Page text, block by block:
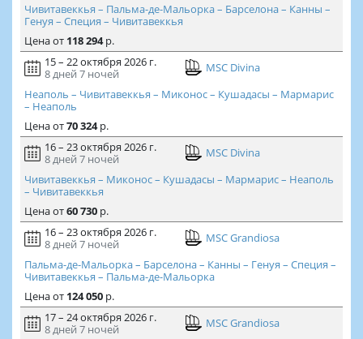
Чивитавеккья – Пальма-де-Мальорка – Барселона – Канны –
Генуя – Специя – Чивитавеккья
Ценаот 118 294р.
15 – 22 октября 2026 г.
8 дней 7 ночей
MSC Divina
Неаполь – Чивитавеккья – Миконос – Кушадасы – Мармарис
– Неаполь
Ценаот70 324р.
16 – 23 октября 2026 г.
8 дней 7 ночей
MSC Divina
Чивитавеккья – Миконос – Кушадасы – Мармарис – Неаполь
– Чивитавеккья
Ценаот60 730р.
16 – 23 октября 2026 г.
8 дней 7 ночей
MSC Grandiosa
Пальма-де-Мальорка – Барселона – Канны – Генуя – Специя –
Чивитавеккья – Пальма-де-Мальорка
Ценаот 124 050р.
17 – 24 октября 2026 г.
8 дней 7 ночей
MSC Grandiosa